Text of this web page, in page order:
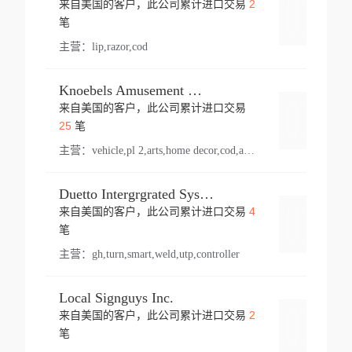
来自美国的客户，此公司累计进口交易 2
笔
主营： lip,razor,cod
Knoebels Amusement Resort
来自美国的客户，此公司累计进口交易
25笔
主营： vehicle,pl 2,arts,home decor,cod,amusement ride,sea
Duetto Intergrgrated Systems Inc.
来自美国的客户，此公司累计进口交易 4
笔
主营： gh,turn,smart,weld,utp,controller
Local Signguys Inc.
来自美国的客户，此公司累计进口交易 2
笔